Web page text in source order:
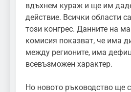
вдъхнем кураж и ще им
действие. Всички области
този конгрес. Данните на
комисия показват, че има
между регионите, има
всевъзможен характер.
Но новото ръководство ще